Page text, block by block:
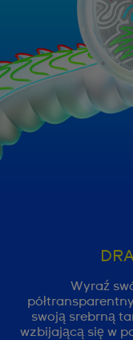
Wyraź
swoją srebrną
wzbijającą się w